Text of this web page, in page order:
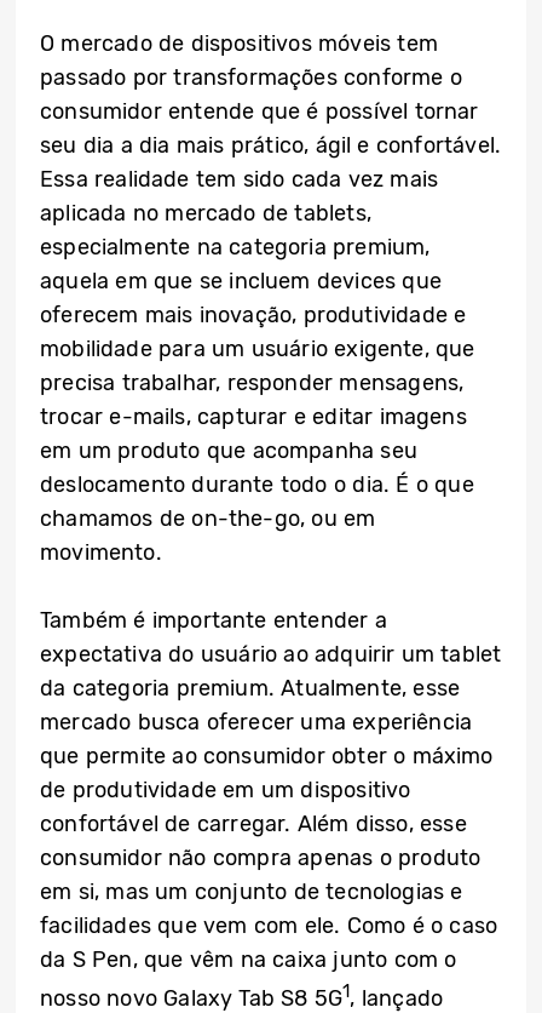
O mercado de dispositivos móveis tem
passado por transformações conforme o
consumidor entende que é possível tornar
seu dia a dia mais prático, ágil e confortável.
Essa realidade tem sido cada vez mais
aplicada no mercado de tablets,
especialmente na categoria premium,
aquela em que se incluem devices que
oferecem mais inovação, produtividade e
mobilidade para um usuário exigente, que
precisa trabalhar, responder mensagens,
trocar e-mails, capturar e editar imagens
em um produto que acompanha seu
deslocamento durante todo o dia. É o que
chamamos de on-the-go, ou em
movimento.
Também é importante entender a
expectativa do usuário ao adquirir um tablet
da categoria premium. Atualmente, esse
mercado busca oferecer uma experiência
que permite ao consumidor obter o máximo
de produtividade em um dispositivo
confortável de carregar. Além disso, esse
consumidor não compra apenas o produto
em si, mas um conjunto de tecnologias e
facilidades que vem com ele. Como é o caso
da S Pen, que vêm na caixa junto com o
nosso novo Galaxy Tab S8 5G1, lançado